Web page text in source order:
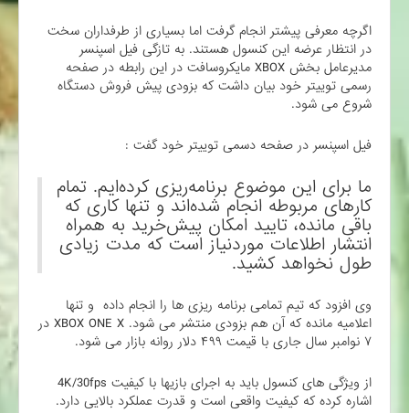
اگرچه معرفی پیشتر انجام گرفت اما بسیاری از طرفداران سخت
در انتظار عرضه این کنسول هستند. به تازگی فیل اسپنسر
مدیرعامل بخش XBOX مایکروسافت در این رابطه در صفحه
رسمی توییتر خود بیان داشت که بزودی پیش فروش دستگاه
شروع می شود.
فیل اسپنسر در صفحه دسمی توییتر خود گفت :
ما برای این موضوع برنامه‌ریزی کرده‌ایم. تمام
کارهای مربوطه انجام شده‌اند و تنها کاری که
باقی مانده، تایید امکان پیش‌خرید به همراه
انتشار اطلاعات موردنیاز است که مدت زیادی
طول نخواهد کشید.
وی افزود که تیم تمامی برنامه ریزی ها را انجام داده و تنها
اعلامیه مانده که آن هم بزودی منتشر می شود. XBOX ONE X در
از ویژگی های کنسول باید به اجرای بازیها با کیفیت 4K/30fps
اشاره کرده که کیفیت واقعی است و قدرت عملکرد بالایی دارد.